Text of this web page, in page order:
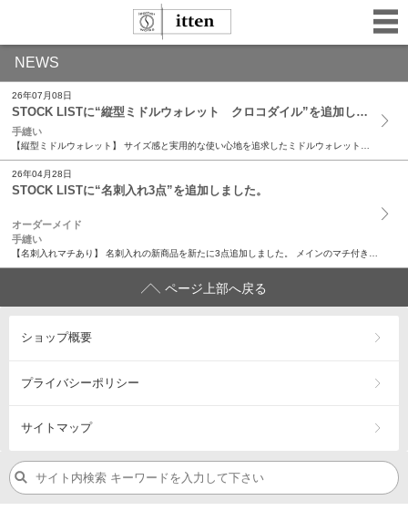
NEWS
26年07月08日
STOCK LISTに“縦型ミドルウォレット クロコダイル”を追加しました。
手縫い
26年04月28日
STOCK LISTに“名刺入れ3点”を追加しました。
オーダーメイド
手縫い
ページ上部へ戻る
ショップ概要
プライバシーポリシー
サイトマップ